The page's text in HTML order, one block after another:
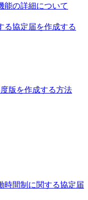
能の詳細について
る協定届を作成する
版を作成する方法
時間制に関する協定届